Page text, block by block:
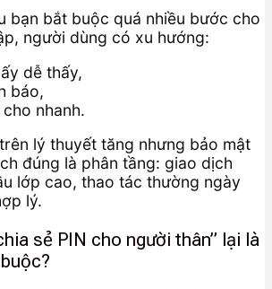
bạn bắt buộc quá nhiều bước cho
người dùng có xu hướng:
dễ thấy,
báo,
nhanh.
lý thuyết tăng nhưng bảo mật
đúng là phân tầng: giao dịch
lớp cao, thao tác thường ngày
lý.
sẻ PIN cho người thân” lại là